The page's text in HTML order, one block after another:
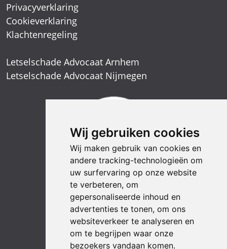
Wij gebruiken cookies
Wij maken gebruik van cookies en
andere tracking-technologieën om
uw surfervaring op onze website
te verbeteren, om
gepersonaliseerde inhoud en
advertenties te tonen, om ons
websiteverkeer te analyseren en
om te begrijpen waar onze
bezoekers vandaan komen.
Privacyverklaring
Cookieverklaring
Klachtenregeling
Letselschade Advocaat Arnhem
Letselschade Advocaat Nijmegen